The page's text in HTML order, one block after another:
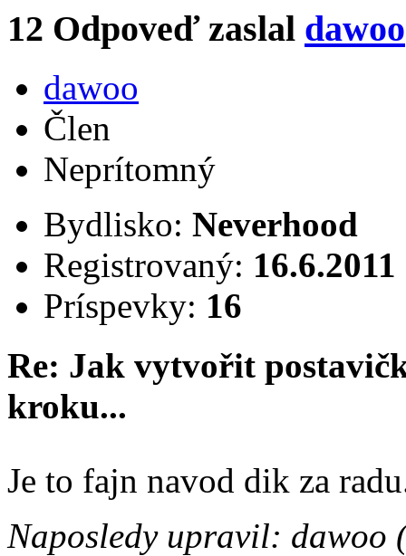
12 Odpoveď zaslal dawoo
dawoo
Člen
Neprítomný
Bydlisko: Neverhood
Registrovaný: 16.6.2011
Príspevky: 16
Re: Jak vytvořit
kroku...
Je to fajn navod dik za
Naposledy upravil: dawoo